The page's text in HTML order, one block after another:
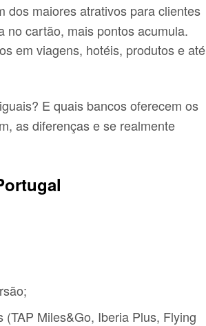
dos maiores atrativos para clientes
no cartão, mais pontos acumula.
em viagens, hotéis, produtos e até
E quais bancos oferecem os
as diferenças e se realmente
Miles&Go, Iberia Plus, Flying